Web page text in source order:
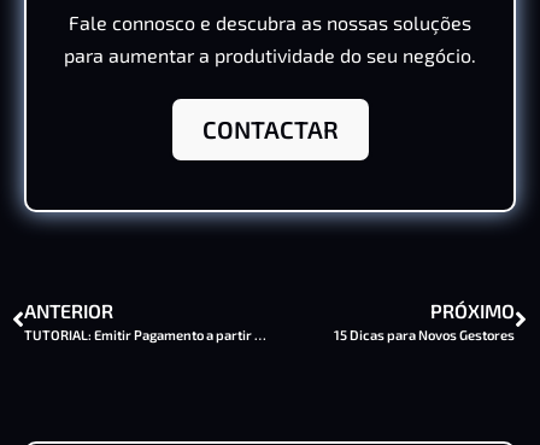
Fale connosco e descubra as nossas soluções
para aumentar a produtividade do seu negócio.
CONTACTAR
ANTERIOR
TUTORIAL: Emitir Pagamento a partir da Compra
PRÓXIMO
15 Dicas para Novos Gestores